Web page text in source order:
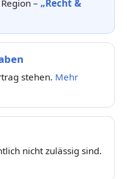
– „Recht &
stehen. Mehr
nicht zulässig sind.